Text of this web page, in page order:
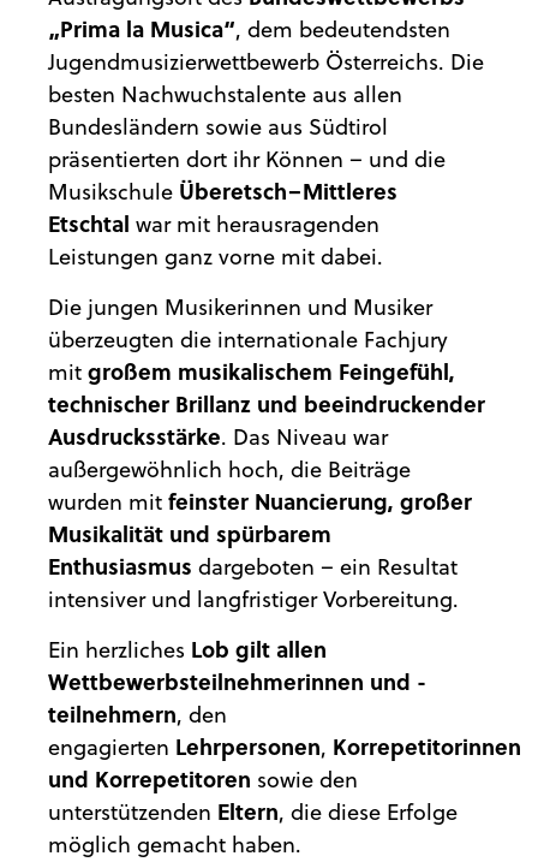
„Prima la Musica“, dem bedeutendsten
Jugendmusizierwettbewerb Österreichs. Die
besten Nachwuchstalente aus allen
Bundesländern sowie aus Südtirol
präsentierten dort ihr Können – und die
Musikschule Überetsch–Mittleres
Etschtal war mit herausragenden
Leistungen ganz vorne mit dabei.
Die jungen Musikerinnen und Musiker
überzeugten die internationale Fachjury
mitgroßem musikalischem Feingefühl,
technischer Brillanz und beeindruckender
Ausdrucksstärke. Das Niveau war
außergewöhnlich hoch, die Beiträge
wurden mitfeinster Nuancierung, großer
Musikalität und spürbarem
Enthusiasmus dargeboten – ein Resultat
intensiver und langfristiger Vorbereitung.
Ein herzliches Lob gilt allen
Wettbewerbsteilnehmerinnen und -
teilnehmern, den
engagierten Lehrpersonen, Korrepetitorinnen
und Korrepetitoren sowie den
unterstützenden Eltern, die diese Erfolge
möglich gemacht haben.